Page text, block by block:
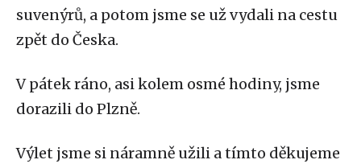
suvenýrů, a potom jsme se už vydali na cestu
zpět do Česka.
V pátek ráno, asi kolem osmé hodiny, jsme
dorazili do Plzně.
Výlet jsme si náramně užili a tímto děkujeme